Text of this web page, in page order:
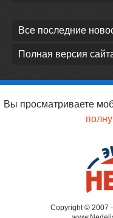
Все последние
Полная версия
Вы просматриваете
Copyright © 2007